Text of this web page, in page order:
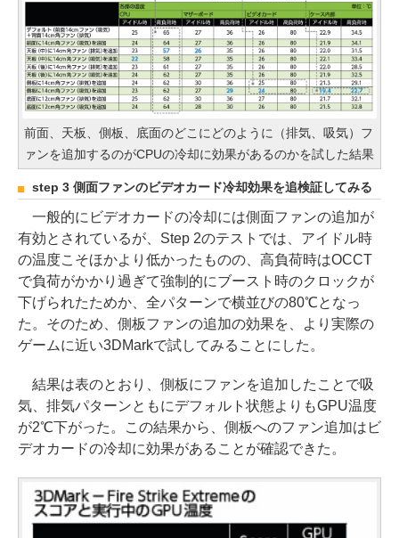
前面、天板、側板、底面のどこにどのように（排気、吸気）フ
ァンを追加するのがCPUの冷却に効果があるのかを試した結果
step 3 側面ファンのビデオカード冷却効果を追検証してみる
一般的にビデオカードの冷却には側面ファンの追加が
有効とされているが、Step 2のテストでは、アイドル時
の温度こそほかより低かったものの、高負荷時はOCCT
で負荷がかかり過ぎて強制的にブースト時のクロックが
下げられたためか、全パターンで横並びの80℃となっ
た。そのため、側板ファンの追加の効果を、より実際の
ゲームに近い3DMarkで試してみることにした。
結果は表のとおり、側板にファンを追加したことで吸
気、排気パターンともにデフォルト状態よりもGPU温度
が2℃下がった。この結果から、側板へのファン追加はビ
デオカードの冷却に効果があることが確認できた。